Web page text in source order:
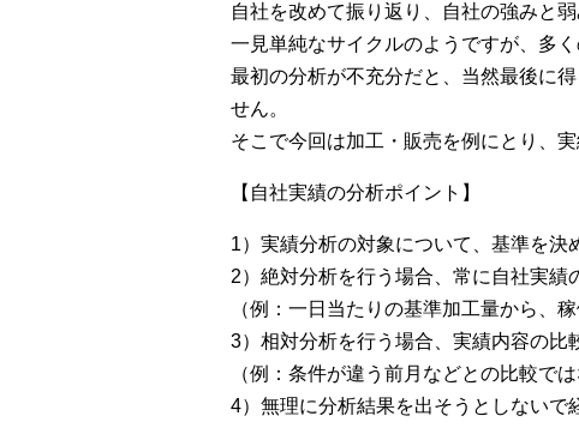
自社を改めて振り返り、自社の強みと
一見単純なサイクルのようですが、多
最初の分析が不充分だと、当然最後に
せん。
そこで今回は加工・販売を例にとり、
【自社実績の分析ポイント】
1）実績分析の対象について、基準を決
2）絶対分析を行う場合、常に自社実績
（例：一日当たりの基準加工量から、
3）相対分析を行う場合、実績内容の比
（例：条件が違う前月などとの比較で
4）無理に分析結果を出そうとしないで